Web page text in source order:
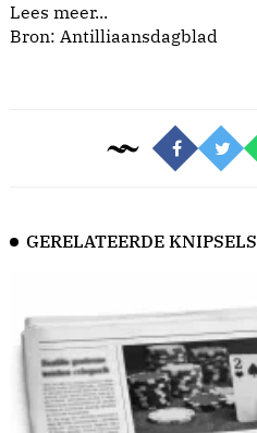
Lees meer...
Bron: Antilliaansdagblad
GERELATEERDE KNIPSELS